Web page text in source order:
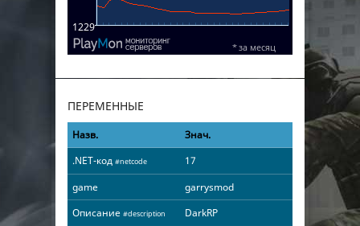
ПЕРЕМЕННЫЕ
Назв.
Знач.
.NET-код #netcode
17
game
garrysmod
Описание #description
DarkRP